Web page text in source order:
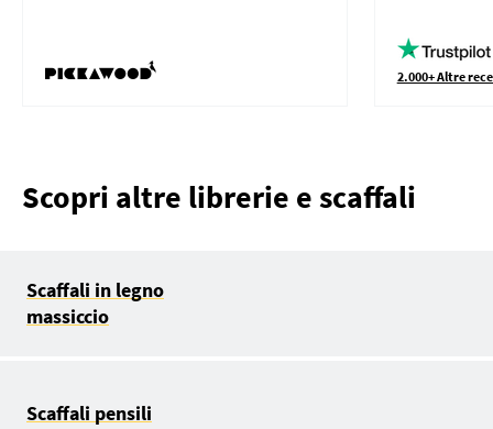
2.000+ Altre
Scopri altre librerie e scaffali
Scaffali in legno
massiccio
Scaffali pensili